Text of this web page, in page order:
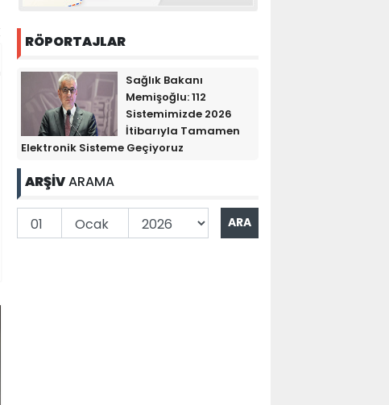
RÖPORTAJLAR
Sağlık Bakanı
Memişoğlu: 112
Sistemimizde 2026
İtibarıyla Tamamen
Elektronik Sisteme Geçiyoruz
ARŞİVARAMA